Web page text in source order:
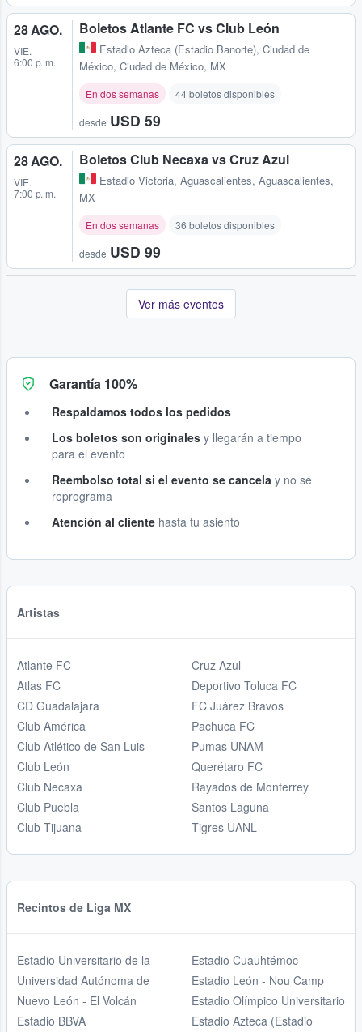
28 AGO.
VIE.
6:00 p. m.
Boletos Atlante FC vs Club León
Estadio Azteca (Estadio Banorte), Ciudad de
México, Ciudad de México, MX
En dos semanas 44 boletos disponibles
desde USD 59
28 AGO.
VIE.
7:00 p. m.
Boletos Club Necaxa vs Cruz Azul
Estadio Victoria, Aguascalientes, Aguascalientes,
MX
En dos semanas 36 boletos disponibles
desde USD 99
Ver más eventos
Garantía 100%
Respaldamos todos los pedidos
Los boletos son originales y llegarán a tiempo
para el evento
Reembolso total si el evento se cancela y no se
reprograma
Atención al cliente hasta tu asiento
Artistas
Atlante FC
Atlas FC
CD Guadalajara
Club América
Club Atlético de San Luis
Club León
Club Necaxa
Club Puebla
Club Tijuana
Cruz Azul
Deportivo Toluca FC
FC Juárez Bravos
Pachuca FC
Pumas UNAM
Querétaro FC
Rayados de Monterrey
Santos Laguna
Tigres UANL
Recintos de Liga MX
Estadio Universitario de la
Universidad Autónoma de
Nuevo León - El Volcán
Estadio BBVA
Estadio Cuauhtémoc
Estadio León - Nou Camp
Estadio Olímpico Universitario
Estadio Azteca (Estadio